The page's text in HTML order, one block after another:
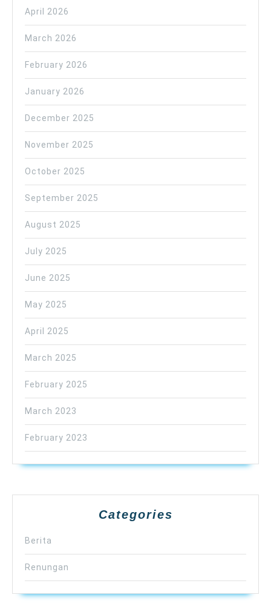
April 2026
March 2026
February 2026
January 2026
December 2025
November 2025
October 2025
September 2025
August 2025
July 2025
June 2025
May 2025
April 2025
March 2025
February 2025
March 2023
February 2023
Categories
Berita
Renungan